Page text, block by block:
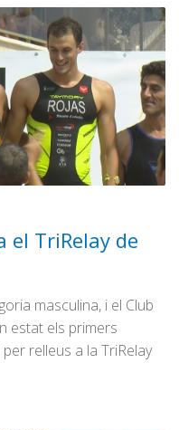
el TriRelay de
masculina, i el Club
estat els primers
relleus a la TriRelay